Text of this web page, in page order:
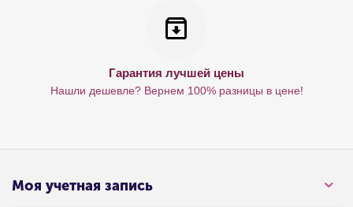
Гарантия лучшей цены
Нашли дешевле? Вернем 100% разницы в цене!
Моя учетная запись